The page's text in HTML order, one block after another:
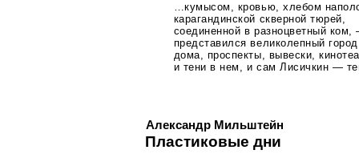
…кумысом, кровью, хлебом
карагандинской скверной тюрей,
соединенной в разноцветный
представился великолепный
дома, проспекты, вывески,
и тени в нем, и сам Лисичкин —
Александр Мильштейн
Пластиковые дни